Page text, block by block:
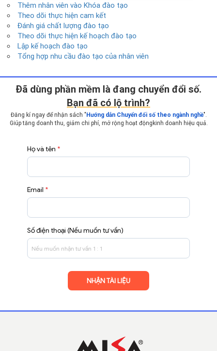
Thêm nhân viên vào Khóa đào tạo
Theo dõi thực hiện cam kết
Đánh giá chất lượng đào tạo
Theo dõi thực hiện kế hoạch đào tạo
Lập kế hoạch đào tạo
Tổng hợp nhu cầu đào tạo của nhân viên
Ðã dùng phần mềm là đang chuyển đổi số.
Bạn đã có lộ trình?
Đăng kí ngay để nhận sách " Hướng dẫn Chuyển đổi số theo ngành nghề".
Giúp tăng doanh thu, giảm chi phí, mở rộng hoạt động kinh doanh hiệu quả.
Họ và tên *
Email *
Số điện thoại (Nếu muốn tư vấn)